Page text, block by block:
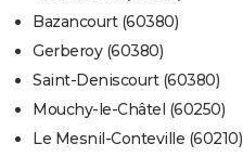
Bazancourt (60380)
Gerberoy (60380)
Saint-Deniscourt (60380)
Mouchy-le-Châtel (60250)
Le Mesnil-Conteville (60210)